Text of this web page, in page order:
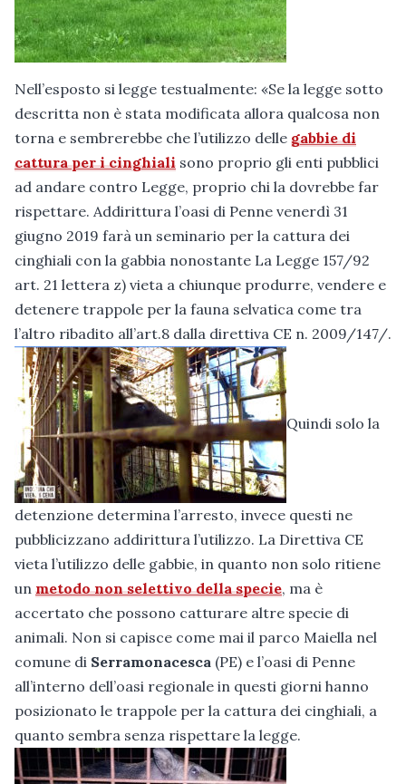
Nell’esposto si legge testualmente: «Se la legge sotto
descritta non è stata modificata allora qualcosa non
torna e sembrerebbe che l’utilizzo delle gabbie di
cattura per i cinghiali sono proprio gli enti pubblici
ad andare contro Legge, proprio chi la dovrebbe far
rispettare. Addirittura l’oasi di Penne venerdì 31
giugno 2019 farà un seminario per la cattura dei
cinghiali con la gabbia nonostante La Legge 157/92
art. 21 lettera z) vieta a chiunque produrre, vendere e
detenere trappole per la fauna selvatica come tra
l’altro ribadito all’art.8 dalla direttiva CE n. 2009/147/.
Quindi solo la
detenzione determina l’arresto, invece questi ne
pubblicizzano addirittura l’utilizzo. La Direttiva CE
vieta l’utilizzo delle gabbie, in quanto non solo ritiene
un metodo non selettivo della specie, ma è
accertato che possono catturare altre specie di
animali. Non si capisce come mai il parco Maiella nel
comune di Serramonacesca (PE) e l’oasi di Penne
all’interno dell’oasi regionale in questi giorni hanno
posizionato le trappole per la cattura dei cinghiali, a
quanto sembra senza rispettare la legge.